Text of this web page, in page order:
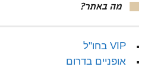
מה באתר?
VIP בחו"ל
אופניים בדרום